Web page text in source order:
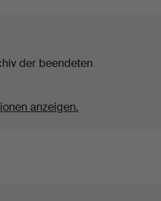
der beendeten
anzeigen.